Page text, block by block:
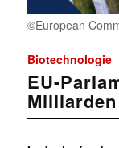
©European
Biotechnologie
EU-
Milliarden